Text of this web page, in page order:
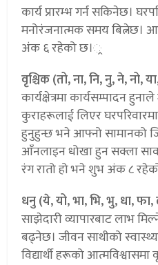
कार्य प्रारम्भ गर्न सकिनेछ।
मनोरंजनात्मक समय बित्नेछ।
अंक ६ रहेको छ।्र
वृश्चिक (तो, ना, नि, नु, ने, नो,
कार्यक्षेत्रमा कार्यसम्पादन
कुराहरूलाई लिएर
हुनुहुन्छ भने आफ्नो सामानको
आँनलाइन धोखा हुन सक्ला
रंग रातो हो भने शुभ अंक ८
धनु (ये, यो, भा, भि, भु, धा,
साझेदारी व्यापारबाट लाभ
बढ्नेछ। जीवन साथीको
विद्यार्थी हरूको आत्मविश्वासमा